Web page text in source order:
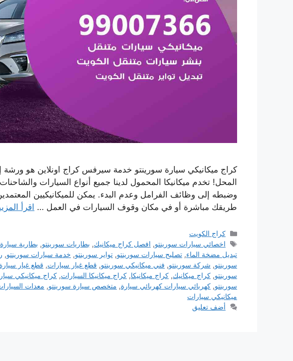
كراج ميكانيكي سيارة سورينتو خدمة سيرفس كراج اونلاين هو ورشة
المحل! تخدم ميكانيكا المحمول لدينا جميع أنواع السيارات
وضبطه إلى وظائف الفرامل وعدم البدء. يمكن للميكانيكيين
طريقك مباشرة أو في مكان وقوف السيارات في العمل …
اقرأ
التصنيفات
كراج الكويت
الوسوم
اخصائي سيارات سورينتو, افصل كراج ميكانيك, بطاريات سورينتو, بطارية
تبديل مضخة الماء, تصليح سيارات سورينتو, تواير سورينتو, خدمة سيارات سورينتو,
سورينتو, شركة سورينتو, فني ميكانيكي سورينتو, قطع غيار سيارات, قطع غيار سيارة
سورينتو, كراج ميكانيك, كراج ميكانيكا, كراج ميكانيكا السيارات, كراج ميكانيكي
سورينتو, كهربائي سيارات كهربائي سيارة, متخصص سيارة سورينتو, معدات
ميكانيكي سيارات
أضف تعليق